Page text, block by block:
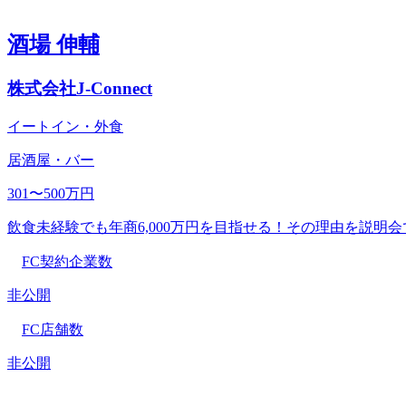
酒場 伸輔
株式会社J-Connect
イートイン・外食
居酒屋・バー
301〜500万円
飲食未経験でも年商6,000万円を目指せる！その理由を説明会
FC契約企業数
非公開
FC店舗数
非公開